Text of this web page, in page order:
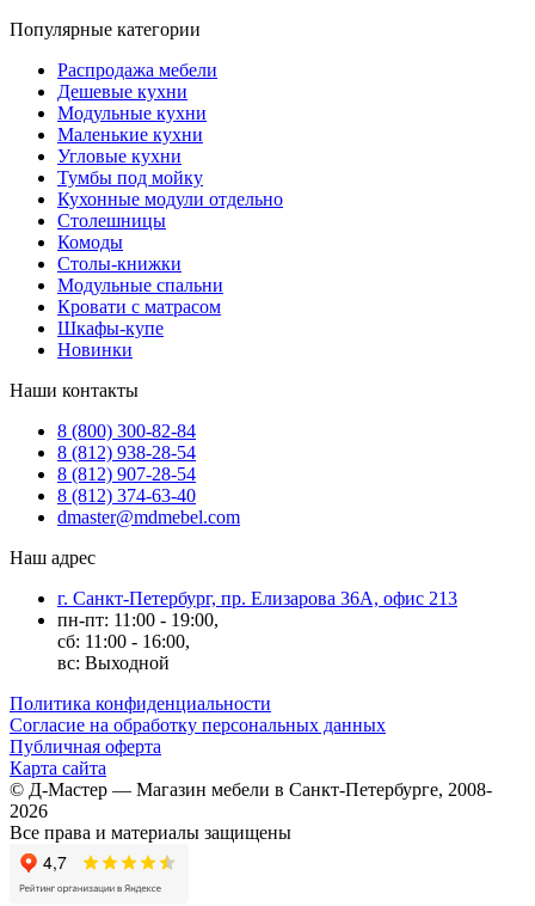
Популярные категории
Распродажа мебели
Дешевые кухни
Модульные кухни
Маленькие кухни
Угловые кухни
Тумбы под мойку
Кухонные модули отдельно
Столешницы
Комоды
Столы-книжки
Модульные спальни
Кровати с матрасом
Шкафы-купе
Новинки
Наши контакты
8 (800) 300-82-84
8 (812) 938-28-54
8 (812) 907-28-54
8 (812) 374-63-40
dmaster@mdmebel.com
Наш адрес
г. Санкт-Петербург, пр. Елизарова 36А, офис 213
пн-пт: 11:00 - 19:00,
сб: 11:00 - 16:00,
вс: Выходной
Политика конфиденциальности
Согласие на обработку персональных данных
Публичная оферта
Карта сайта
© Д-Мастер — Магазин мебели в Санкт-Петербурге, 2008-
2026
Все права и материалы защищены